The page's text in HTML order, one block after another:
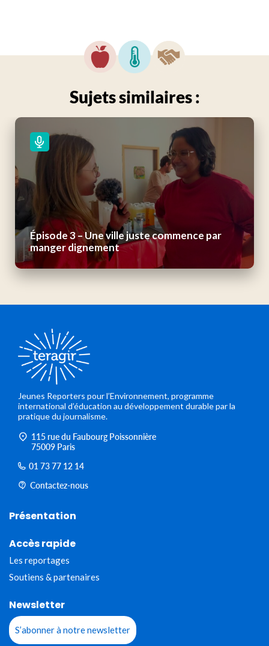
Sujets similaires :
Épisode 3 – Une ville juste commence par
manger dignement
Jeunes Reporters pour l’Environnement, programme
international d’éducation au développement durable par la
pratique du journalisme.
115 rue du Faubourg Poissonnière
75009 Paris
01 73 77 12 14
Contactez-nous
Présentation
Accès rapide
Les reportages
Soutiens & partenaires
Newsletter
S’abonner à notre newsletter